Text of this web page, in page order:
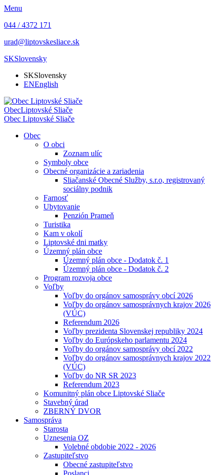
Menu
044 / 4372 171
urad@liptovskesliace.sk
SKSlovensky
SKSlovensky
ENEnglish
ObecLiptovské Sliače
Obec Liptovské Sliače
Obec
O obci
Zoznam ulíc
Symboly obce
Obecné organizácie a zariadenia
Sliačanské Obecné Služby, s.r.o, registrovaný
sociálny podnik
Farnosť
Ubytovanie
Penzión Prameň
Turistika
Kam v okolí
Liptovské dni matky
Územný plán obce
Územný plán obce - Dodatok č. 1
Územný plán obce - Dodatok č. 2
Program rozvoja obce
Voľby
Voľby do orgánov samosprávy obcí 2026
Voľby do orgánov samosprávnych krajov 2026
(VÚC)
Referendum 2026
Voľby prezidenta Slovenskej republiky 2024
Voľby do Európskeho parlamentu 2024
Voľby do orgánov samosprávy obcí 2022
Voľby do orgánov samosprávnych krajov 2022
(VÚC)
Voľby do NR SR 2023
Referendum 2023
Komunitný plán obce Liptovské Sliače
Stavebný úrad
ZBERNÝ DVOR
Samospráva
Starosta
Uznesenia OZ
Volebné obdobie 2022 - 2026
Zastupiteľstvo
Obecné zastupiteľstvo
Poslanci